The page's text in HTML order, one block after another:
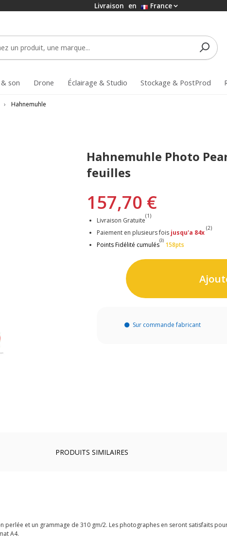
Livraison en France
son Drone Éclairage & Studio Stockage & PostProd
› Hahnemuhle
Hahnemuhle Photo
feuilles
157,70 €
Livraison Gratuite
(1)
Paiement en plusieurs fois jusqu'a 84x
(2)
Points Fidélité cumulés
(3)
158pts
Sur commande fabricant
PRODUITS SIMILAIRES
et un grammage de 310 gm/2. Les photographes en seront satisfaits
A4.